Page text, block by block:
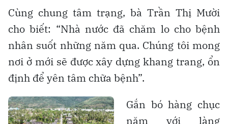
Cùng chung tâm trạng, bà Trần Thị Mười
cho biết: “Nhà nước đã chăm lo cho bệnh
nhân suốt những năm qua. Chúng tôi mong
nơi ở mới sẽ được xây dựng khang trang, ổn
định để yên tâm chữa bệnh”.
Gắn bó hàng chục
năm với làng